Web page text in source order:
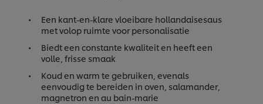
Een kant-en-klare vloeibare hollandaisesaus
met volop ruimte voor personalisatie
Biedt een constante kwaliteit en heeft een
volle, frisse smaak
Koud en warm te gebruiken, evenals
eenvoudig te bereiden in oven, salamander,
magnetron en au bain-marie